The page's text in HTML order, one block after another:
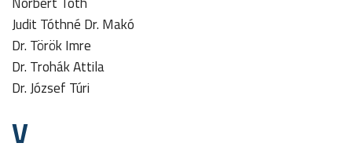
Judit Tóthné Dr. Makó
Dr. Török Imre
Dr. Trohák Attila
Dr. József Túri
V